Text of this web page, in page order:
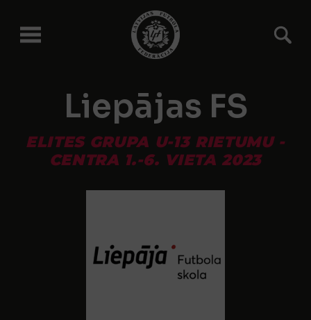
Liepājas FS
ELITES GRUPA U-13 RIETUMU -
CENTRA 1.-6. VIETA 2023